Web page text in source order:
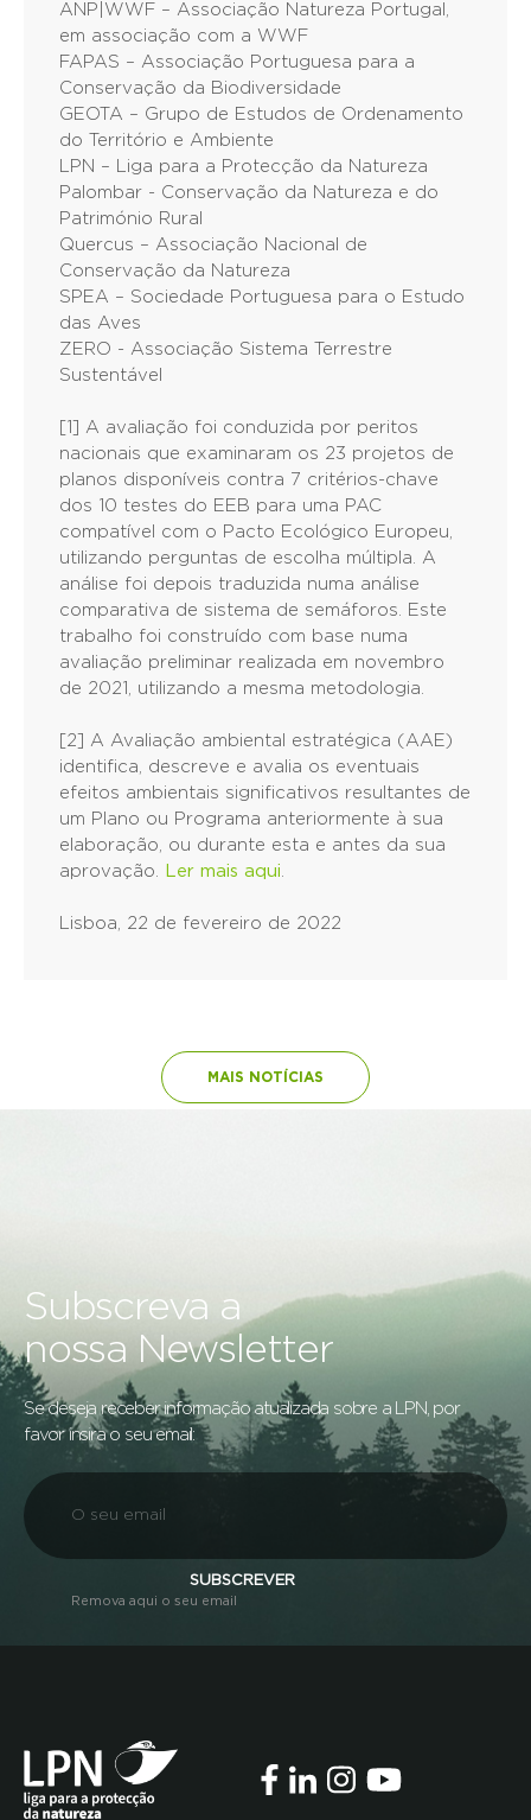
ANP|WWF – Associação Natureza Portugal,
em associação com a WWF
FAPAS – Associação Portuguesa para a
Conservação da Biodiversidade
GEOTA – Grupo de Estudos de Ordenamento
do Território e Ambiente
LPN – Liga para a Protecção da Natureza
Palombar - Conservação da Natureza e do
Património Rural
Quercus – Associação Nacional de
Conservação da Natureza
SPEA – Sociedade Portuguesa para o Estudo
das Aves
ZERO - Associação Sistema Terrestre
Sustentável
[1] A avaliação foi conduzida por peritos
nacionais que examinaram os 23 projetos de
planos disponíveis contra 7 critérios-chave
dos 10 testes do EEB para uma PAC
compatível com o Pacto Ecológico Europeu,
utilizando perguntas de escolha múltipla. A
análise foi depois traduzida numa análise
comparativa de sistema de semáforos. Este
trabalho foi construído com base numa
avaliação preliminar realizada em novembro
de 2021, utilizando a mesma metodologia.
[2] A Avaliação ambiental estratégica (AAE)
identifica, descreve e avalia os eventuais
efeitos ambientais significativos resultantes de
um Plano ou Programa anteriormente à sua
elaboração, ou durante esta e antes da sua
aprovação. Ler mais aqui.
Lisboa, 22 de fevereiro de 2022
MAIS NOTÍCIAS
Subscreva a
nossa Newsletter
Se deseja receber informação atualizada sobre a LPN, por
favor insira o seu email:
SUBSCREVER
Remova aqui o seu email